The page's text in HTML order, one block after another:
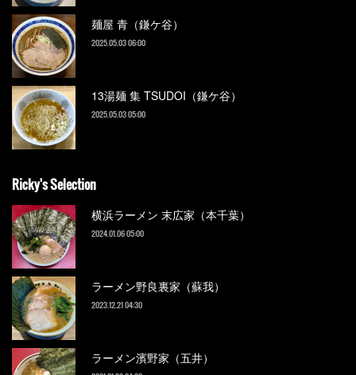
麺屋 青（鎌ケ谷）
2025.05.03 06:00
13湯麺 集 TSUDOI（鎌ケ谷）
2025.05.03 05:00
Ricky's Selection
横浜ラーメン 末広家（本千葉）
2024.01.06 05:00
ラーメン野良裏家（蘇我）
2023.12.21 04:30
ラーメン濱野家（五井）